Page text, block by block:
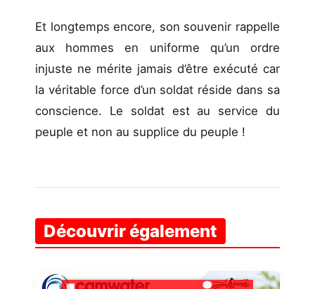
Et longtemps encore, son souvenir rappelle
aux hommes en uniforme qu’un ordre
injuste ne mérite jamais d’être exécuté car
la véritable force d’un soldat réside dans sa
conscience. Le soldat est au service du
peuple et non au supplice du peuple !
Découvrir également